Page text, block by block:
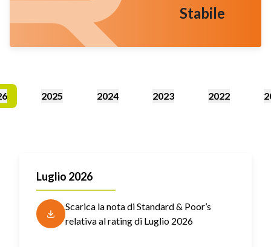
Stabile
2025 2024 2023 2022
Luglio 2026
Scarica la nota di Standard & Poor’s
relativa al rating di Luglio 2026